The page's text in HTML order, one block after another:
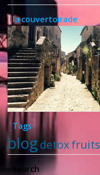
la couvertoirade
Tags
blogdetoxfruits
Search